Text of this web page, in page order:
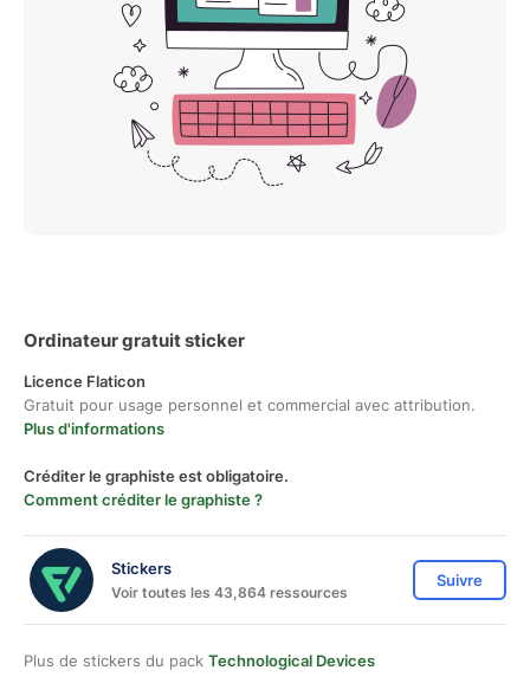
Ordinateur gratuit sticker
Licence Flaticon
Gratuit pour usage personnel et commercial avec attribution.
Plus d'informations
Créditer le graphiste est obligatoire.
Comment créditer le graphiste ?
Stickers
Voir toutes les 43,864 ressources
Suivre
Plus de stickers du pack Technological Devices